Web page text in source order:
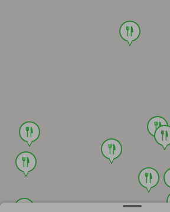
food
food
food
food
food
food
food